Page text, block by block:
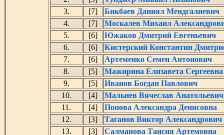
3.
[7]
Бикбаев Даниял Мендгалиевич
4.
[7]
Москалев Михаил
5.
[6]
Южаков Дмитрий Евгеньевич
6.
[6]
Кистерский Константин
7.
[6]
Артеменко Семен Антонович
8.
[5]
Мажирина Елизавета Сергеевна
9.
[5]
Иванов Богдан Павлович
10.
[4]
Мальнев Вячеслав Анатольевич
11.
[4]
Попова Александра Денисовна
12.
[3]
Таганов Виктор Александрович
13.
[3]
Салманова Таисия Артемовна